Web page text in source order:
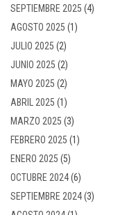
SEPTIEMBRE 2025 (4)
AGOSTO 2025 (1)
JULIO 2025 (2)
JUNIO 2025 (2)
MAYO 2025 (2)
ABRIL 2025 (1)
MARZO 2025 (3)
FEBRERO 2025 (1)
ENERO 2025 (5)
OCTUBRE 2024(6)
SEPTIEMBRE 2024(3)